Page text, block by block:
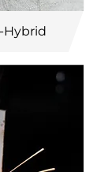
Hybrid